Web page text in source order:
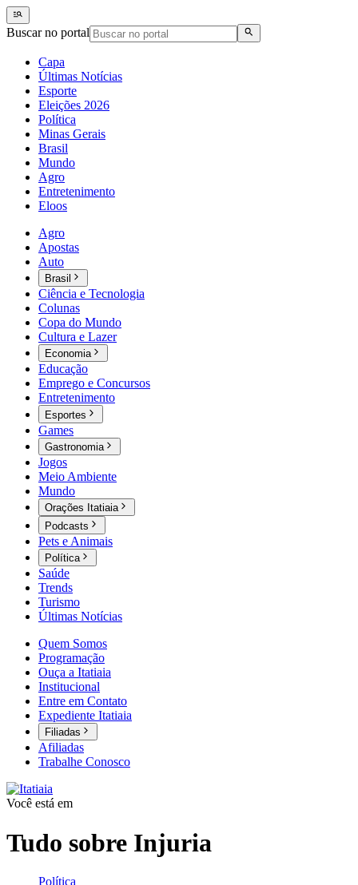
Buscar no portal
Capa
Últimas Notícias
Esporte
Eleições 2026
Política
Minas Gerais
Brasil
Mundo
Agro
Entretenimento
Eloos
Agro
Apostas
Auto
Brasil
Ciência e Tecnologia
Colunas
Copa do Mundo
Cultura e Lazer
Economia
Educação
Emprego e Concursos
Entretenimento
Esportes
Games
Gastronomia
Jogos
Meio Ambiente
Mundo
Orações Itatiaia
Podcasts
Pets e Animais
Política
Saúde
Trends
Turismo
Últimas Notícias
Quem Somos
Programação
Ouça a Itatiaia
Institucional
Entre em Contato
Expediente Itatiaia
Filiadas
Afiliadas
Trabalhe Conosco
Você está em
Tudo sobre Injuria
Política